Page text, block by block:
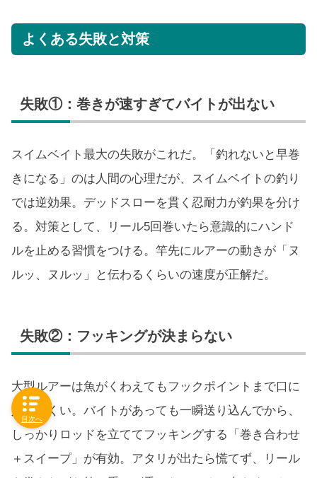
よくある失敗と対策
失敗①：巻きが速すぎてバイトが出ない
スイムベイト最大の失敗がこれだ。「釣れないと早巻
きになる」のは人間の心理だが、スイムベイトの釣り
では逆効果。デッドスローを貫く忍耐力が釣果を分け
る。対策として、リール5回巻いたら意識的にハンド
ルを止める習慣をつける。竿先にルアーの動きが「ヌ
ルッ、ヌルッ」と伝わるくらいの速度が正解だ。
失敗②：フッキングが決まらない
大型ルアーは魚がくわえてもフックポイントまで口に
入りにくい。バイトがあっても一瞬送り込んでから、
しっかりロッドを立ててフッキングする「巻き合わせ
＋スイープ」が有効。アタリが出たら慌てず、リール
目次へ